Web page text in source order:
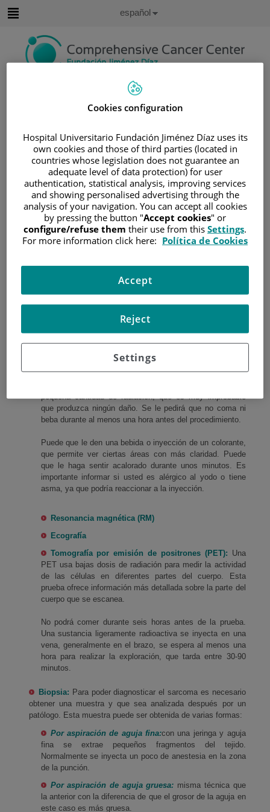
contenido
idioma
Idioma
Español
Inicio/ ÁREA DEL PACIENTE
SOBRE EL CÁNCER
INFORMACIÓN Y SOPORTE AL PACIENTE
/TIPOS DE CÁNCER/ÁREA DE SARCOMA
/OSTEOSARCOMA
DIAGNÓSTICO DE LOS OSTEOSARCOMAS
Diagnóstico de los osteosarcomas
Antecedentes médicos y examen físico
para valorar niveles de lactato
deshidrogenasa (LDH)
Radiografía
computerizada toma una serie de rayos X, que crea una
imagen 3D (tridimensional) del interior del cuerpo. Tarda
pequeña cantidad de radiación, que es muy improbable
que produzca ningún daño. Se le pedirá que no coma ni
beba durante al menos una hora antes del procedimiento.
Puede que le den una bebida o inyección de un colorante,
que permite ver ciertas áreas con más claridad. Puede
que le haga sentir acalorado durante unos minutos. Es
importante informar si usted es alérgico al yodo o tiene
asma, ya que podría reaccionar a la inyección.
Resonancia magnética (RM)
Ecografía
Tomografía por emisión de positrones (PET): Una
PET usa bajas dosis de radiación para medir la actividad
de las células en diferentes partes del cuerpo. Esta
prueba ofrece información más detallada sobre la parte del
cuerpo que se escanea.
No podrá comer durante seis horas antes de la prueba.
Una sustancia ligeramente radioactiva se inyecta en una
vena, generalmente en el brazo, se espera al menos una
hora para realizar la exploración, que tarda entre 30-90
minutos.
Biopsia: Para poder diagnosticar el sarcoma es necesario
obtener una muestra y que sea analizada después por un
patólogo. Esta muestra puede ser obtenida de varias formas:
Por aspiración de aguja fina:con una jeringa y aguja
fina se extrae pequeños fragmentos del tejido.
Normalmente se inyecta un poco de anestesia en la zona
de la punción.
Por aspiración de aguja gruesa: misma técnica que
la anterior con la diferencia de que el grosor de la aguja en
este caso es más gruesa.
Cookies configuration
Hospital Universitario Fundación Jiménez Díaz uses its
own cookies and those of third parties (located in
countries whose legislation does not guarantee an
adequate level of data protection) for user
authentication, statistical analysis, improving services
and showing personalised advertising through the
analysis of your navigation. You can accept all cookies
by pressing the button "Accept cookies" or
configure/refuse them their use from this Settings.
For more information click here: Política de Cookies
Settings
Reject
Accept